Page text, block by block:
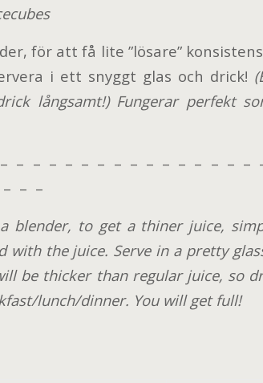
för att få lite ”lösare”
i ett snyggt glas och drick!
långsamt!) Fungerar perfekt
– – – – – – – – – – – – – – –
– –
blender, to get a thiner juice,
with the juice. Serve in a pretty
be thicker than regular juice, so
lunch/dinner. You will get full!